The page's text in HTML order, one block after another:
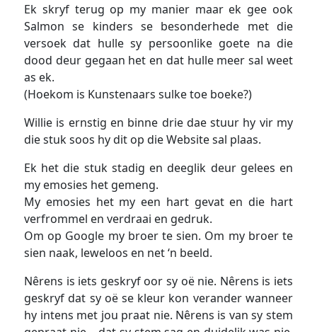
Ek skryf terug op my manier maar ek gee ook
Salmon se kinders se besonderhede met die
versoek dat hulle sy persoonlike goete na die
dood deur gegaan het en dat hulle meer sal weet
as ek.
(Hoekom is Kunstenaars sulke toe boeke?)
Willie is ernstig en binne drie dae stuur hy vir my
die stuk soos hy dit op die Website sal plaas.
Ek het die stuk stadig en deeglik deur gelees en
my emosies het gemeng.
My emosies het my een hart gevat en die hart
verfrommel en verdraai en gedruk.
Om op Google my broer te sien. Om my broer te
sien naak, leweloos en net ‘n beeld.
Nêrens is iets geskryf oor sy oë nie. Nêrens is iets
geskryf dat sy oë se kleur kon verander wanneer
hy intens met jou praat nie. Nêrens is van sy stem